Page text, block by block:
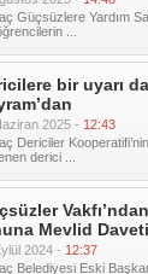
Güçsüzlere Yardım
...
bir uyarı
2025 - 12:43
Dericiler
derici ...
Mevlid Daveti
2024 - 12:37
Belediyesi Eski